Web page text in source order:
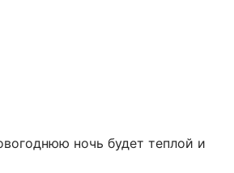
ночь будет теплой и